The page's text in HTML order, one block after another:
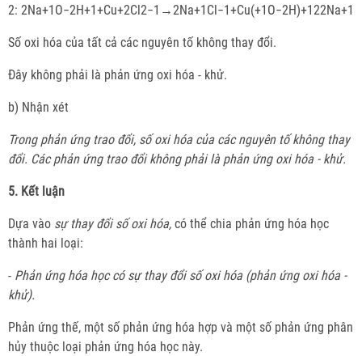
2:
Số oxi hóa của tất cả các nguyên tố không thay đổi.
Đây không phải là phản ứng oxi hóa - khử.
b) Nhận xét
Trong phản ứng trao đổi, số oxi hóa của các nguyên tố không thay
đổi. Các phản ứng trao đổi không phải là phản ứng oxi hóa - khử.
5. Kết luận
Dựa vào sự thay đổi số oxi hóa, có thể chia phản ứng hóa học
thành hai loại:
- Phản ứng hóa học có sự thay đổi số oxi hóa (phản ứng oxi hóa -
khử).
Phản ứng thế, một số phản ứng hóa hợp và một số phản ứng phân
hủy thuộc loại phản ứng hóa học này.